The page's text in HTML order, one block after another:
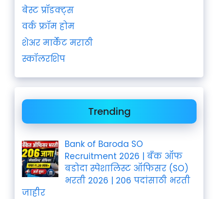
बेस्ट प्रॉडक्ट्स
वर्क फ्रॉम होम
शेअर मार्केट मराठी
स्कॉलरशिप
Trending
Bank of Baroda SO
Recruitment 2026 | बँक ऑफ
बडोदा स्पेशालिस्ट ऑफिसर (SO)
भरती 2026 | 206 पदांसाठी भरती
जाहीर